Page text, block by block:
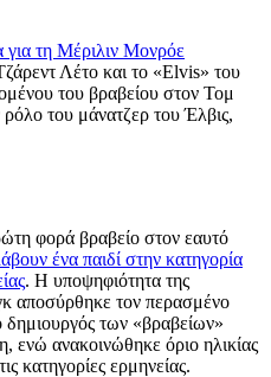
για τη Μέριλιν Μονρόε
Λέτο και το «Elvis» του
του βραβείου στον Τομ
του μάνατζερ του Έλβις,
φορά βραβείο στον εαυτό
ένα παιδί στην κατηγορία
. Η υποψηφιότητα της
αποσύρθηκε τον περασμένο
δημιουργός των «βραβείων»
ενώ ανακοινώθηκε όριο ηλικίας
κατηγορίες ερμηνείας.